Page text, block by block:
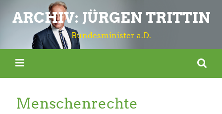
ARCHIV: JÜRGEN TRITTIN
Bundesminister a.D.
Menschenrechte